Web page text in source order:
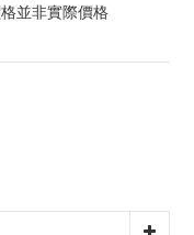
並非實際價格